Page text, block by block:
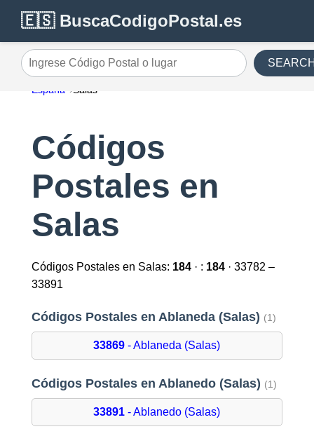
🇪🇸 BuscaCodigoPostal.es
Ingrese Código Postal o lugar
España Salas
Códigos
Postales en
Salas
Códigos Postales en Salas: 184· : 184· 33782 –
33891
Códigos Postales en Ablaneda (Salas) (1)
33869 - Ablaneda (Salas)
Códigos Postales en Ablanedo (Salas) (1)
33891 - Ablanedo (Salas)